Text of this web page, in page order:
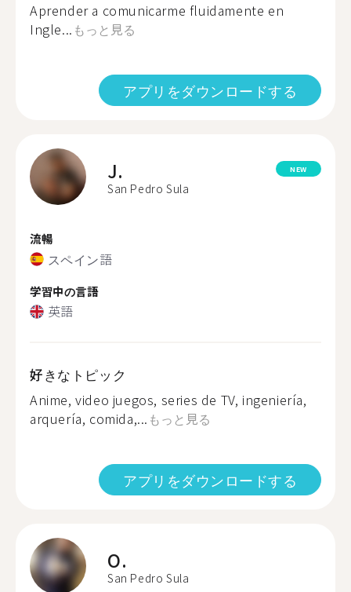
Aprender a comunicarme fluidamente en
Ingle... もっと見る
アプリをダウンロードする
J.
San Pedro Sula
NEW
流暢
スペイン語
学習中の言語
英語
好きなトピック
Anime, video juegos, series de TV, ingeniería,
arquería, comida,... もっと見る
アプリをダウンロードする
O.
San Pedro Sula